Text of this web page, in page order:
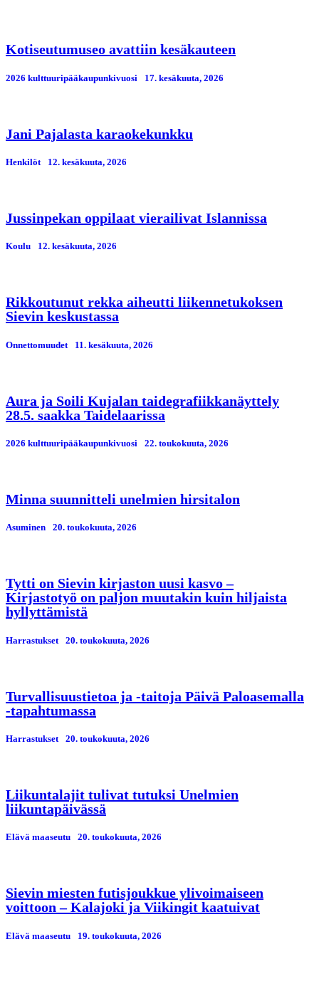
Kotiseutumuseo avattiin kesäkauteen
2026 kulttuuripääkaupunkivuosi 17. kesäkuuta, 2026
Jani Pajalasta karaokekunkku
Henkilöt 12. kesäkuuta, 2026
Jussinpekan oppilaat vierailivat Islannissa
Koulu 12. kesäkuuta, 2026
Rikkoutunut rekka aiheutti liikennetukoksen
Sievin keskustassa
Onnettomuudet 11. kesäkuuta, 2026
Aura ja Soili Kujalan taidegrafiikkanäyttely
28.5. saakka Taidelaarissa
2026 kulttuuripääkaupunkivuosi 22. toukokuuta, 2026
Minna suunnitteli unelmien hirsitalon
Asuminen 20. toukokuuta, 2026
Tytti on Sievin kirjaston uusi kasvo –
Kirjastotyö on paljon muutakin kuin hiljaista
hyllyttämistä
Harrastukset 20. toukokuuta, 2026
Turvallisuustietoa ja -taitoja Päivä Paloasemalla
-tapahtumassa
Harrastukset 20. toukokuuta, 2026
Liikuntalajit tulivat tutuksi Unelmien
liikuntapäivässä
Elävä maaseutu 20. toukokuuta, 2026
Sievin miesten futisjoukkue ylivoimaiseen
voittoon – Kalajoki ja Viikingit kaatuivat
Elävä maaseutu 19. toukokuuta, 2026